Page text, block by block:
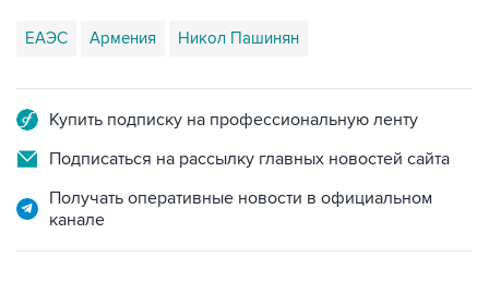
ЕАЭС Армения Никол Пашинян
Купить подписку на профессиональную ленту
Подписаться на рассылку главных новостей сайта
Получать оперативные новости в официальном
канале